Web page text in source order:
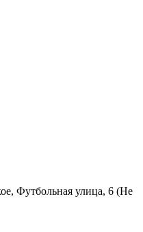
Футбольная улица, 6 (Не